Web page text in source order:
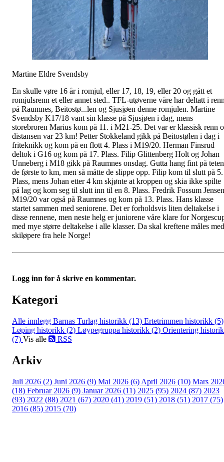
Martine Eldre Svendsby
En skulle vøre 16 år i romjul, eller 17, 18, 19, eller 20 og gått et
romjulsrenn et eller annet sted.. TFL-utøverne våre har deltatt i
på Raumnes, Beitostø...len og Sjusjøen denne romjulen. Martine
Svendsby K17/18 vant sin klasse på Sjusjøen i dag, mens
storebroren Marius kom på 11. i M21-25. Det var er klassisk renn
distansen var 23 km! Petter Stokkeland gikk på Beitostølen i dag i
friteknikk og kom på en flott 4. Plass i M19/20. Herman Finsrud
deltok i G16 og kom på 17. Plass. Filip Glittenberg Holt og Johan
Unneberg i M18 gikk på Raumnes onsdag. Gutta hang fint på teten
de første to km, men så måtte de slippe opp. Filip kom til slutt på 5.
Plass, mens Johan etter 4 km skjønte at kroppen og skia ikke spilte
på lag og kom seg til slutt inn til en 8. Plass. Fredrik Fossum Jensen
M19/20 var også på Raumnes og kom på 13. Plass. Hans klasse
startet sammen med seniorene. Det er forholdsvis liten deltakelse i
disse rennene, men neste helg er juniorene våre klare for
med mye større deltakelse i alle klasser. Da skal kreftene måles med
skiløpere fra hele Norge!
Logg inn for å skrive en kommentar.
Kategori
Alle innlegg Barnas Turlag historikk (13) Ertetrimmen historikk (5)
Løping historikk (2) Løypegruppa historikk (2) Orientering
(7) Vis alle RSS
Arkiv
Juli 2026 (2) Juni 2026 (9) Mai 2026 (6) April 2026 (10) Mars
(18) Februar 2026 (9) Januar 2026 (11) 2025 (95) 2024 (87) 2023
(93) 2022 (88) 2021 (67) 2020 (41) 2019 (51) 2018 (51) 2017 (75)
2016 (85) 2015 (70)